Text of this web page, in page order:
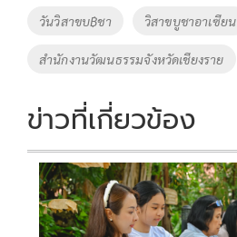
วันวิสาขบ฿ชา วิสาขบูชาอาเซียน
สำนักงานวัฒนธรรมจังหวัดเชียงราย
ข่าวที่เกี่ยวข้อง